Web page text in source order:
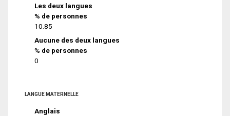
Les deux langues
% de personnes
10.85
Aucune des deux langues
% de personnes
0
LANGUE MATERNELLE
Anglais